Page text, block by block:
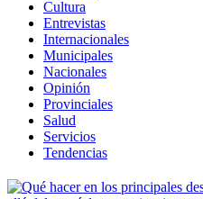
Cultura
Entrevistas
Internacionales
Municipales
Nacionales
Opinión
Provinciales
Salud
Servicios
Tendencias